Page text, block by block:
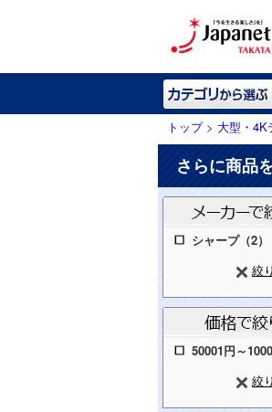
トップ> 大型・4K
さらに商品
シャープ（2）
絞
50001円～
絞